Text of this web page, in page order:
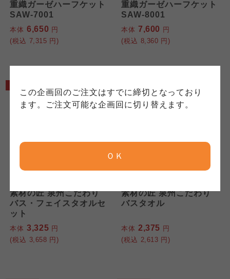
この企画回のご注文はすでに締切となっており
ます。ご注文可能な企画回に切り替えます。
ＯＫ
重織ガーゼハーフケット
SAW-7001
本体 6,650 円
(税込 7,315 円)
重織ガーゼハーフケット
SAW-8001
本体 7,600 円
(税込 8,360 円)
素材の匠 泉州こだわり
バス・フェイスタオルセ
ット
本体 3,325 円
(税込 3,658 円)
素材の匠 泉州こだわり
バスタオル
本体 2,375 円
(税込 2,613 円)
身が加入されている生協が定める利用約款をご
確認のうえ、ご利用ください。なお、クチコミ
投稿については、利用約款の細則として規定さ
コープしが
ならコープ
おおさかパルコープ
よどがわ市民生協
にもどづいて、コープ事業連合が適切に管理を
コープ事業連合、ならびに各生協の「個人情報
コープしが
ならコープ
おおさかパルコープ
よどがわ市民生協
責任者は、それぞれご利用の生協となります。
各生協の「特定商取引法に基づく表記につい
て」については各生協のボタンをクリックして
コープしが
ならコープ
おおさかパルコープ
よどがわ市民生協